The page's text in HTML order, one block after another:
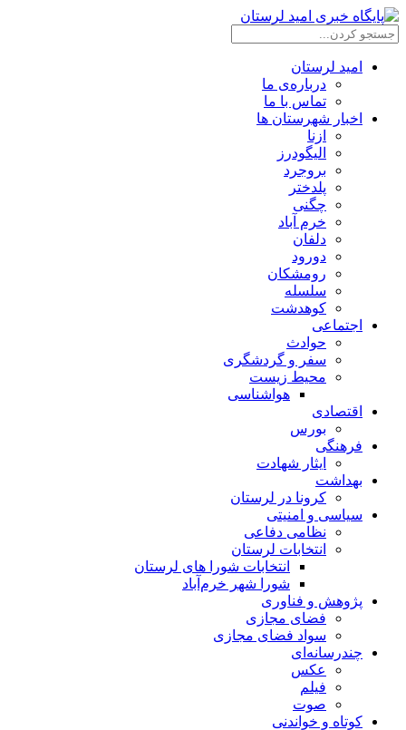
امید لرستان
درباره‌ی ما
تماس با ما
اخبار شهرستان ها
ازنا
الیگودرز
بروجرد
پلدختر
چگنی
خرم آباد
دلفان
دورود
رومشکان
سلسله
کوهدشت
اجتماعی
حوادث
سفر و گردشگری
محیط زیست
هواشناسی
اقتصادی
بورس
فرهنگی
ایثار شهادت
بهداشت
کرونا در لرستان
سیاسی و امنیتی
نظامی دفاعی
انتخابات لرستان
انتخابات شورا های لرستان
شورا شهر خرم‌آباد
پژوهش و فناوری
فضای مجازی
سواد فضای مجازی
چندرسانه‌ای
عكس
فیلم
صوت
کوتاه و خواندنی